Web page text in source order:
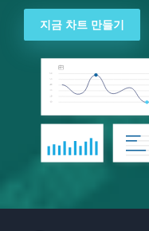
지금 차트 만들기